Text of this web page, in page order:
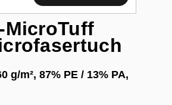
MicroTuff
g/m², 87% PE / 13% PA,